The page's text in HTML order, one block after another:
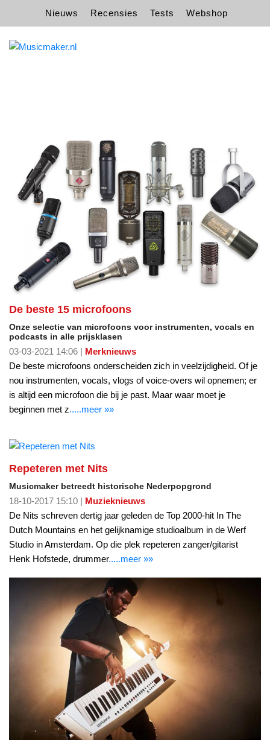
Nieuws Recensies Tests Webshop
De beste 15 microfoons
Onze selectie van microfoons voor instrumenten, vocals en
podcasts in alle prijsklasen
03-03-2021 14:06 | Merknieuws
De beste microfoons onderscheiden zich in veelzijdigheid. Of je
nou instrumenten, vocals, vlogs of voice-overs wil opnemen; er
is altijd een microfoon die bij je past. Maar waar moet je
beginnen met z.....meer »»
Repeteren met Nits
Musicmaker betreedt historische Nederpopgrond
18-10-2017 15:10 | Muzieknieuws
De Nits schreven dertig jaar geleden de Top 2000-hit In The
Dutch Mountains en het gelijknamige studioalbum in de Werf
Studio in Amsterdam. Op die plek repeteren zanger/gitarist
Henk Hofstede, drummer.....meer »»